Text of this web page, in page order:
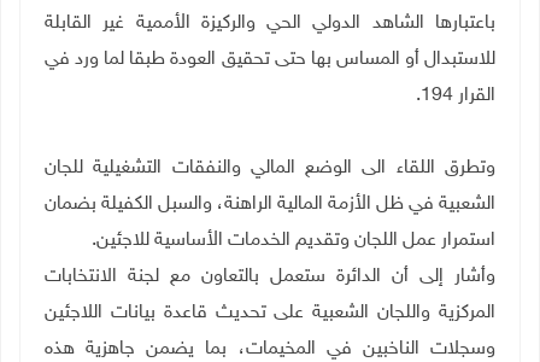
باعتبارها الشاهد الدولي الحي والركيزة الأممية غير القابلة
للاستبدال أو المساس بها حتى تحقيق العودة طبقا لما ورد في
القرار 194
.
وتطرق اللقاء الى الوضع المالي والنفقات التشغيلية للجان
الشعبية في ظل الأزمة المالية الراهنة، والسبل الكفيلة بضمان
استمرار عمل اللجان وتقديم الخدمات الأساسية للاجئين.
وأشار إلى أن الدائرة ستعمل بالتعاون مع لجنة الانتخابات
المركزية واللجان الشعبية على تحديث قاعدة بيانات اللاجئين
وسجلات الناخبين في المخيمات، بما يضمن جاهزية هذه